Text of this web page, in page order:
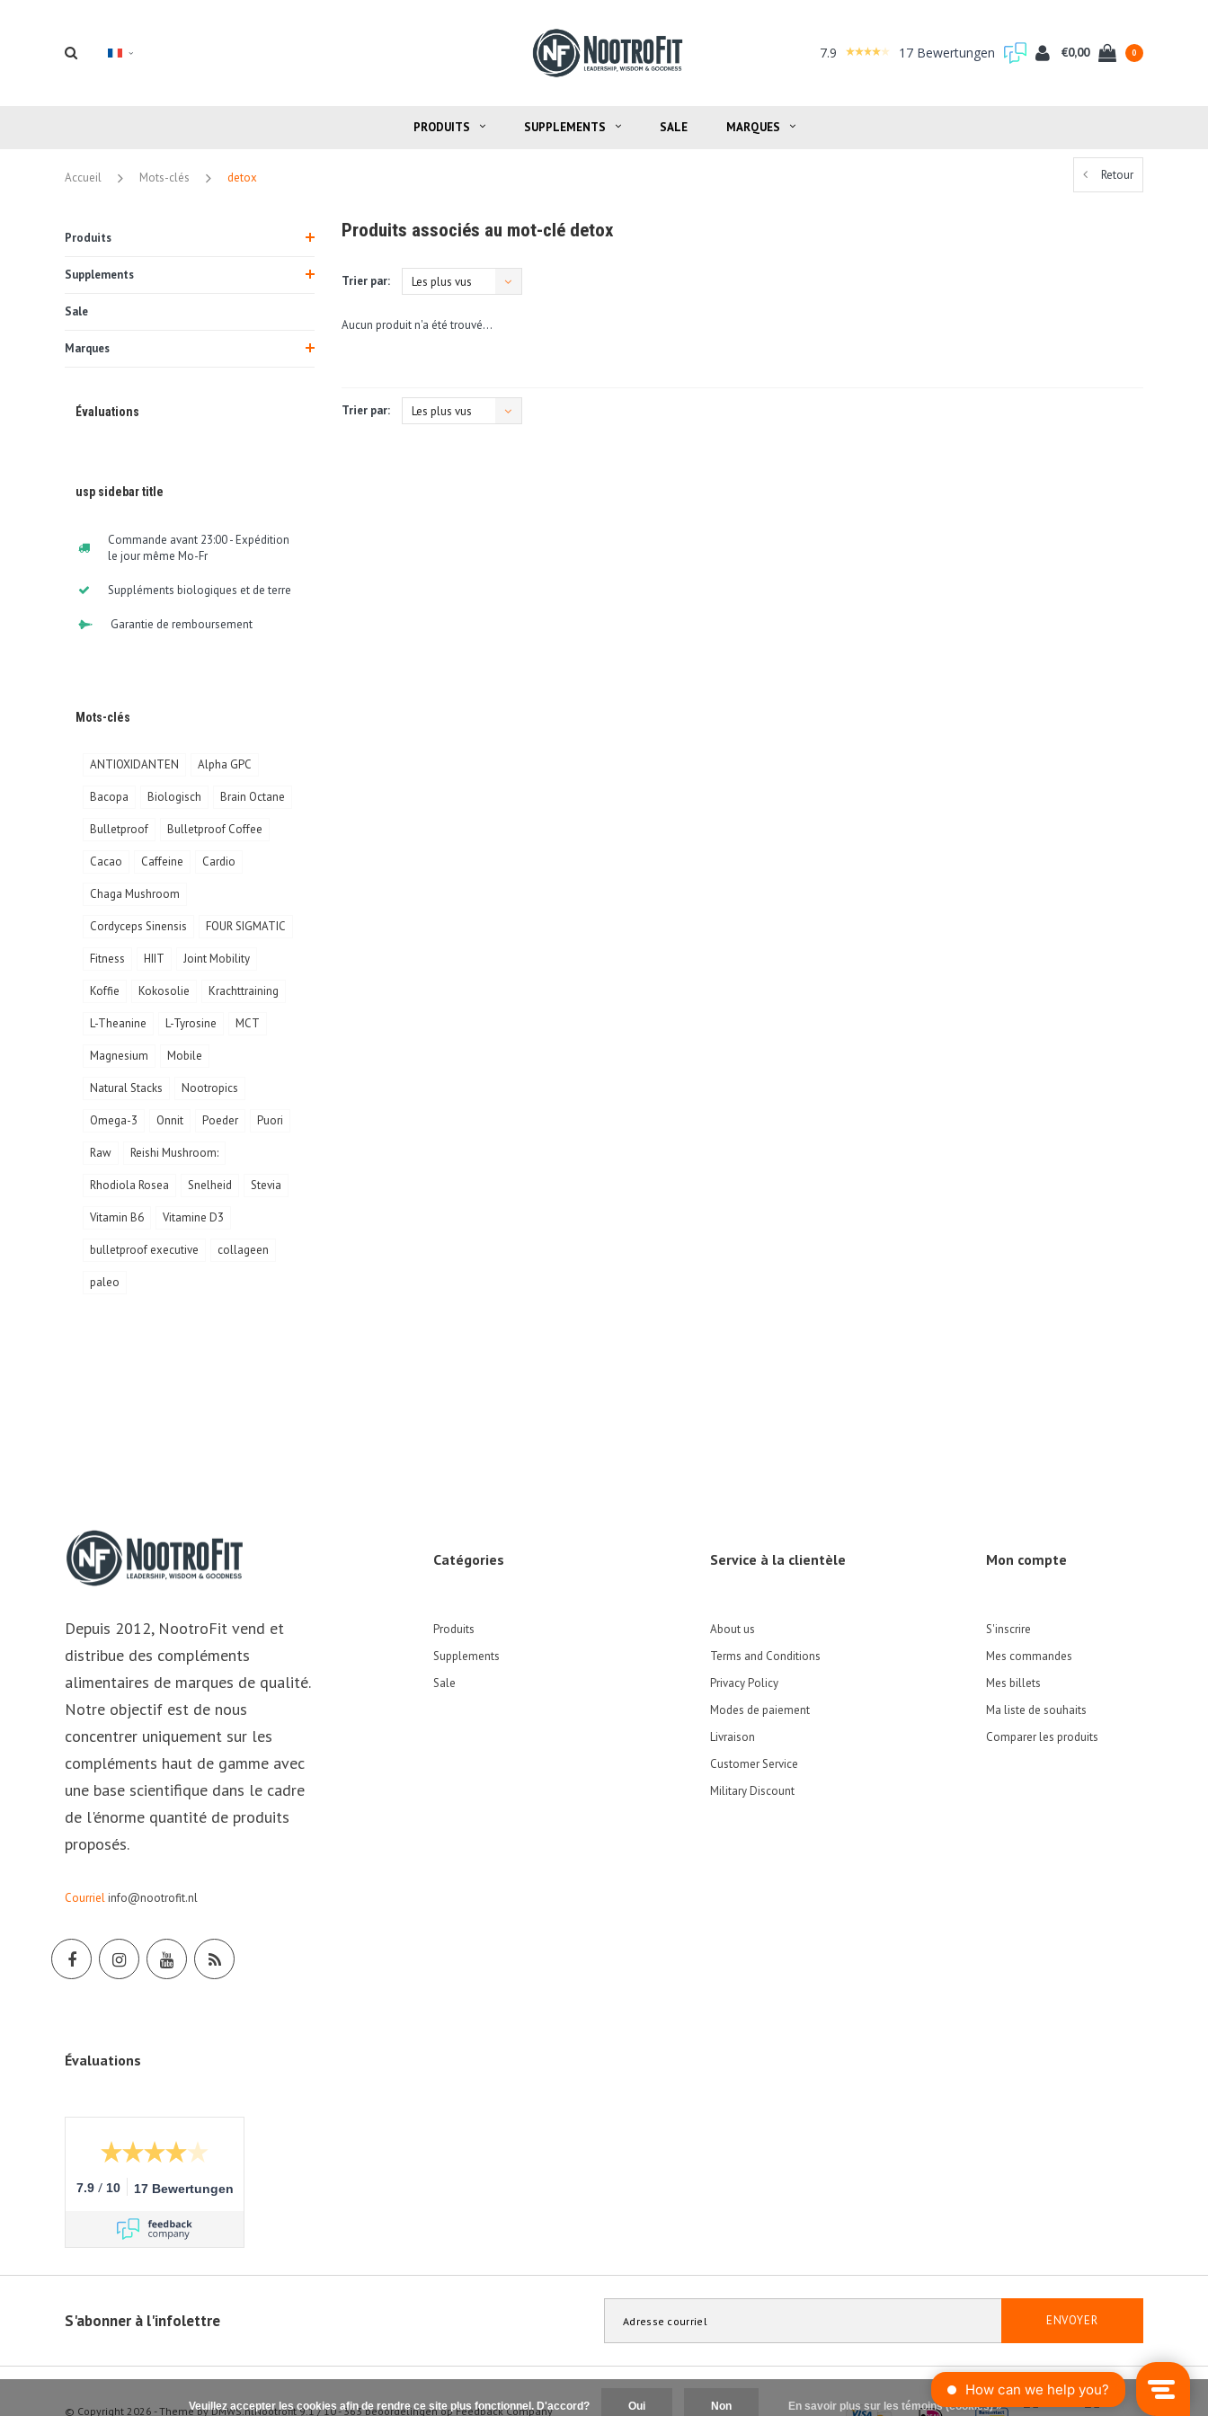
7.9 17 Bewertungen €0,00 0
PRODUITS SUPPLEMENTS SALE MARQUES
Accueil Mots-clés detox Retour
Produits
Supplements
Sale
Marques
Évaluations
usp sidebar title
Commande avant 23:00 - Expédition
le jour même Mo-Fr
Suppléments biologiques et de terre
Garantie de remboursement
Mots-clés
ANTIOXIDANTEN Alpha GPC
Bacopa Biologisch Brain Octane
Bulletproof Bulletproof Coffee
Cacao Caffeine Cardio
Chaga Mushroom
Cordyceps Sinensis FOUR SIGMATIC
Fitness HIIT Joint Mobility
Koffie Kokosolie Krachttraining
L-Theanine L-Tyrosine MCT
Magnesium Mobile
Natural Stacks Nootropics
Omega-3 Onnit Poeder Puori
Raw Reishi Mushroom:
Rhodiola Rosea Snelheid Stevia
Vitamin B6 Vitamine D3
bulletproof executive collageen
paleo
Produits associés au mot-clé detox
Trier par: Les plus vus
Aucun produit n'a été trouvé...
Trier par: Les plus vus
Depuis 2012, NootroFit vend et
distribue des compléments
alimentaires de marques de qualité.
Notre objectif est de nous
concentrer uniquement sur les
compléments haut de gamme avec
une base scientifique dans le cadre
de l'énorme quantité de produits
proposés.
Courrielinfo@nootrofit.nl
Catégories
Produits
Supplements
Sale
Service à la clientèle
About us
Terms and Conditions
Privacy Policy
Modes de paiement
Livraison
Customer Service
Military Discount
Mon compte
S'inscrire
Mes commandes
Mes billets
Ma liste de souhaits
Comparer les produits
Évaluations
7.9 / 10 17 Bewertungen
S'abonner à l'infolettre ENVOYER
© Copyright 2026 - Theme byDMWS.nlNootrofit 9.1/10 -363beoordelingen opFeedback Company
Veuillez accepter les cookies afin de rendre ce site plus fonctionnel. D'accord? Oui Non En savoir plus sur les témoins (cookies) »